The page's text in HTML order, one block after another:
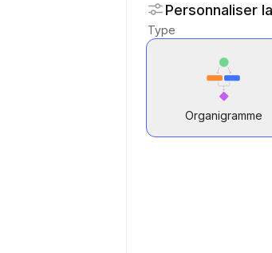
Personnaliser
Type
Organigramme